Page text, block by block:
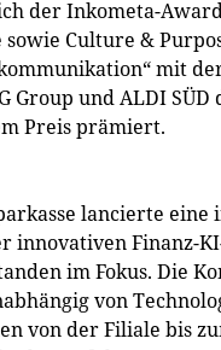
der Inkometa-
Culture &
mit
Group und ALDI
Preis prämiert.
lancierte
Finanz-
im Fokus. Die
von
von der Filiale bis